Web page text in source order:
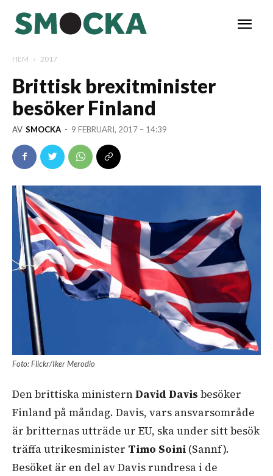
HEM 2017
Brittisk brexitminister
besöker Finland
AV SMOCKA - 9 FEBRUARI, 2017 – 14:39
Foto: Flickr/Iker Merodio
Den brittiska ministernDavid Davis besöker
Finland på måndag. Davis, vars ansvarsområde
är britternas utträde ur EU, ska under sitt besök
träffa utrikesminister Timo Soini (Sannf).
Besöket är en del av Davis rundresa i de